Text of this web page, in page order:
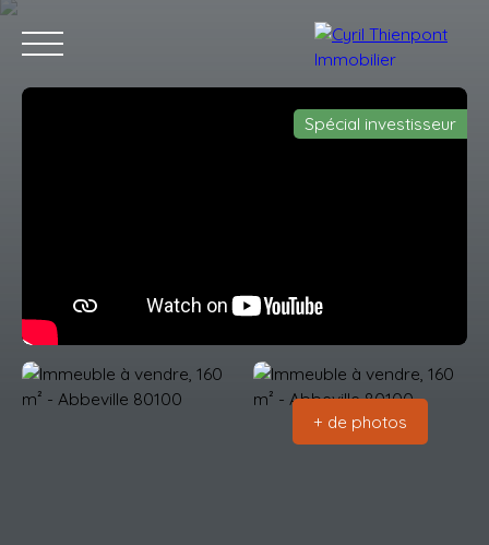
Spécial investisseur
+ de photos